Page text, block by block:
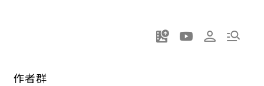
作者群